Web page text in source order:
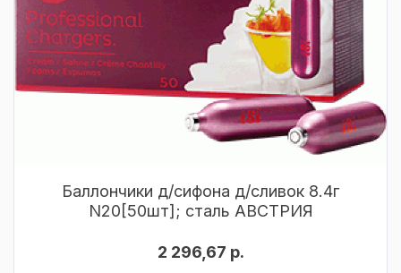
Баллончики д/сифона д/сливок 8.4г
N20[50шт]; сталь АВСТРИЯ
2 296,67 р.